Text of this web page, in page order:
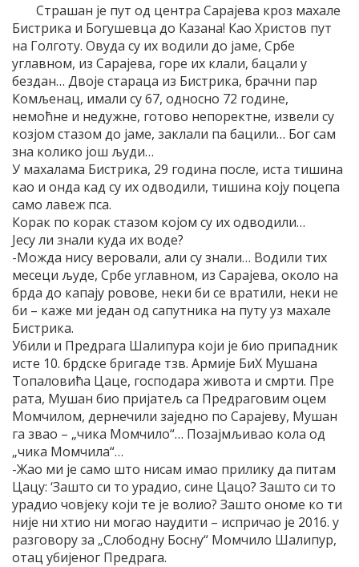
Страшан је пут од центра Сарајева кроз махале
Бистрика и Богушевца до Казана! Као Христов пут
на Голготу. Овуда су их водили до јаме, Србе
углавном, из Сарајева, горе их клали, бацали у
бездан… Двоје стараца из Бистрика, брачни пар
Комљенац, имали су 67, односно 72 године,
немоћне и недужне, готово непоректне, извели су
козјом стазом до јаме, заклали па бацили… Бог сам
зна колико још људи…
У махалама Бистрика, 29 година после, иста тишина
као и онда кад су их одводили, тишина коју поцепа
само лавеж пса.
Корак по корак стазом којом су их одводили…
Јесу ли знали куда их воде?
-Можда нису веровали, али су знали… Водили тих
месеци људе, Србе углавном, из Сарајева, около на
брда до капају ровове, неки би се вратили, неки не
би – каже ми један од сапутника на путу уз махале
Бистрика.
Убили и Предрага Шалипура који је био припадник
исте 10. брдске бригаде тзв. Армије БиХ Мушана
Топаловића Цаце, господара живота и смрти. Пре
рата, Мушан био пријатељ са Предраговим оцем
Момчилом, дернечили заједно по Сарајеву, Мушан
га звао – „чика Момчило“… Позајмљивао кола од
„чика Момчила“…
-Жао ми је само што нисам имао прилику да питам
Цацу: ‘Зашто си то урадио, сине Цацо? Зашто си то
урадио човјеку који те је волио? Зашто ономе ко ти
није ни хтио ни могао наудити – испричао је 2016. у
разговору за „Слободну Босну“ Момчило Шалипур,
отац убијеног Предрага.